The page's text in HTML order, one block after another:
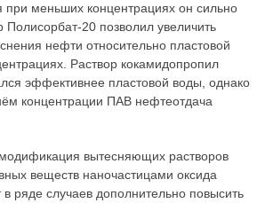
при меньших концентрациях он сильно
Полисорбат-20 позволил увеличить
нефти относительно пластовой
Раствор кокамидопропил
эффективнее пластовой воды, однако
концентрации ПАВ нефтеотдача
вытесняющих растворов
веществ наночастицами оксида
ряде случаев дополнительно повысить